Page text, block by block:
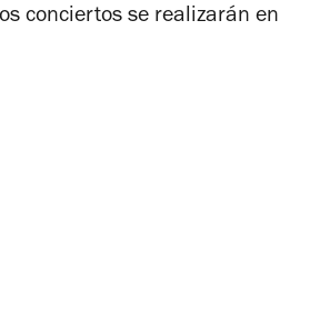
conciertos se realizarán en